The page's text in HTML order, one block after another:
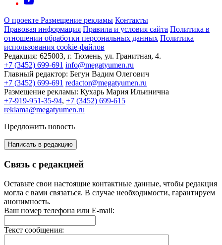
О проекте Размещение рекламы Контакты
Правовая информация Правила и условия сайта Политика в
отношении обработки персональных данных Политика
использования cookie-файлов
Редакция: 625003, г. Тюмень, ул. Гранитная, 4.
+7 (3452) 699-691 info@megatyumen.ru
Главный редактор: Бегун Вадим Олегович
+7 (3452) 699-691 redactor@megatyumen.ru
Размещение рекламы: Кухарь Мария Ильинична
+7-919-951-35-94, +7 (3452) 699-615
reklama@megatyumen.ru
Предложить новость
Написать в редакцию
Связь с редакцией
Оставьте свои настоящие контактные данные, чтобы редакция
могла с вами связаться. В случае необходимости, гарантируем
анонимность.
Ваш номер телефона или E-mail:
Текст сообщения: